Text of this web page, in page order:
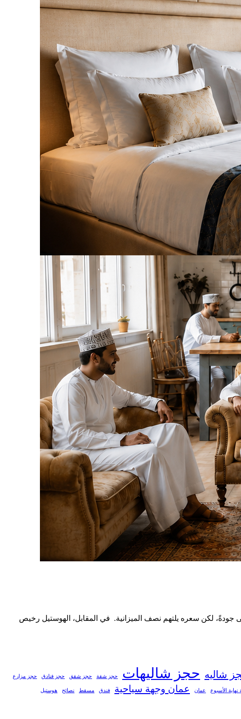
جودةً، لكن سعره يلتهم نصف الميزانية. في المقابل، الهوستيل رخيص
شاليه حجز شاليهات حجز شقة حجز شقق حجز فنادق حجز مزارع
الأسبوع عمان عمان وجهة سياحية فندق مسقط نصائح هوستيل